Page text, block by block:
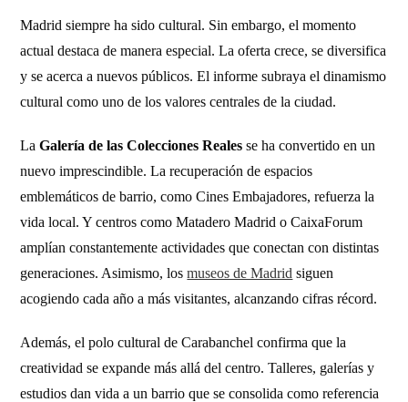
Madrid siempre ha sido cultural. Sin embargo, el momento
actual destaca de manera especial. La oferta crece, se diversifica
y se acerca a nuevos públicos. El informe subraya el dinamismo
cultural como uno de los valores centrales de la ciudad.
LaGalería de las Colecciones Reales se ha convertido en un
nuevo imprescindible. La recuperación de espacios
emblemáticos de barrio, como Cines Embajadores, refuerza la
vida local. Y centros como Matadero Madrid o CaixaForum
amplían constantemente actividades que conectan con distintas
generaciones. Asimismo, losmuseos de Madrid siguen
acogiendo cada año a más visitantes, alcanzando cifras récord.
Además, el polo cultural de Carabanchel confirma que la
creatividad se expande más allá del centro. Talleres, galerías y
estudios dan vida a un barrio que se consolida como referencia